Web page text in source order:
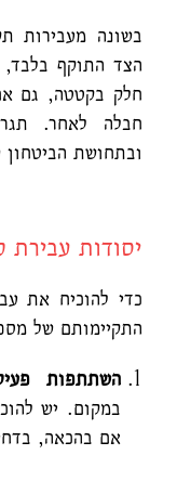
בשונה מעבירות
הצד התוקף
חלק בקטטה, גם
חבלה לאחר.
ובתחושת הביטחון
יסודות
כדי להוכיח את
התקיימותם של
השתתפות
במקום. יש
אם בהכאה,